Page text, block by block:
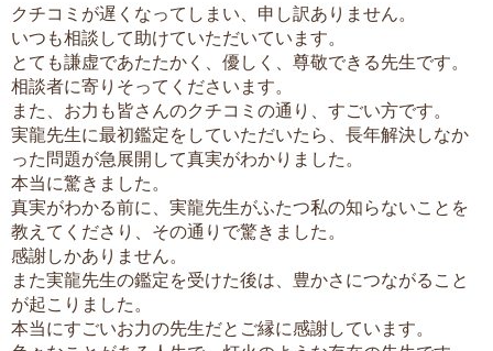
クチコミが遅くなってしまい、申し訳ありません。
いつも相談して助けていただいています。
とても謙虚であたたかく、優しく、尊敬できる先生です。
相談者に寄りそってくださいます。
また、お力も皆さんのクチコミの通り、すごい方です。
実龍先生に最初鑑定をしていただいたら、長年解決しなか
った問題が急展開して真実がわかりました。
本当に驚きました。
真実がわかる前に、実龍先生がふたつ私の知らないことを
教えてくださり、その通りで驚きました。
感謝しかありません。
また実龍先生の鑑定を受けた後は、豊かさにつながること
が起こりました。
本当にすごいお力の先生だとご縁に感謝しています。